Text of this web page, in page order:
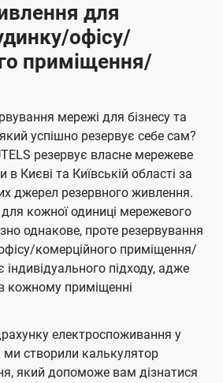
для
офісу/
приміщення/
мережі для бізнесу та
успішно резервує себе сам?
резервує власне мережеве
Києві та Київській області за
джерел резервного живлення.
кожної одиниці мережевого
однакове, проте резервування
комерційного приміщення/
індивідуального підходу, адже
кожному приміщенні
електроспоживання у
створили калькулятор
який допоможе вам дізнатися